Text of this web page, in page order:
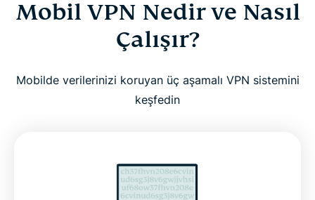
Mobil VPN Nedir ve Nasıl
Çalışır?
Mobilde verilerinizi koruyan üç aşamalı VPN sistemini
keşfedin